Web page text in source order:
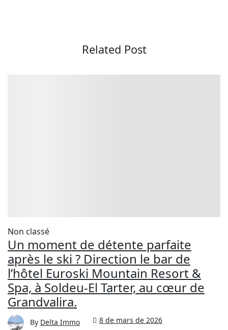
Related Post
Non classé
Un moment de détente parfaite
après le ski ? Direction le bar de
l’hôtel Euroski Mountain Resort &
Spa, à Soldeu-El Tarter, au cœur de
Grandvalira.
By Delta Immo 8 de mars de 2026